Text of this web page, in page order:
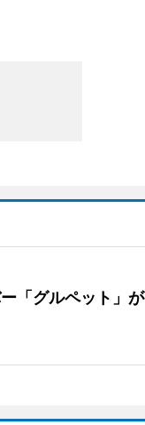
「グルペット」が